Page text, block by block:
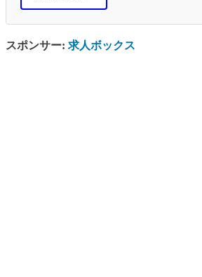
スポンサー: 求人ボックス